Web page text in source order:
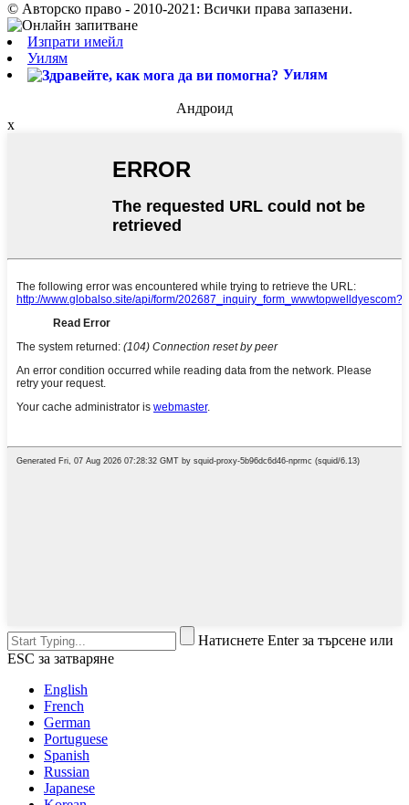
© Авторско право - 2010-2021: Всички права запазени.
Изпрати имейл
Уилям
Уилям
Андроид
x
Натиснете Enter за търсене или
ESC за затваряне
English
French
German
Portuguese
Spanish
Russian
Japanese